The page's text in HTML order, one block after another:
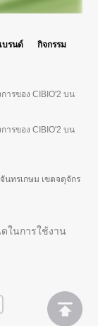
บรนด์
กิจกรรม
ารของ CIBIO'2 บน
ารของ CIBIO'2 บน
นทรเกษม เขตจตุจักร
ในการใช้งาน